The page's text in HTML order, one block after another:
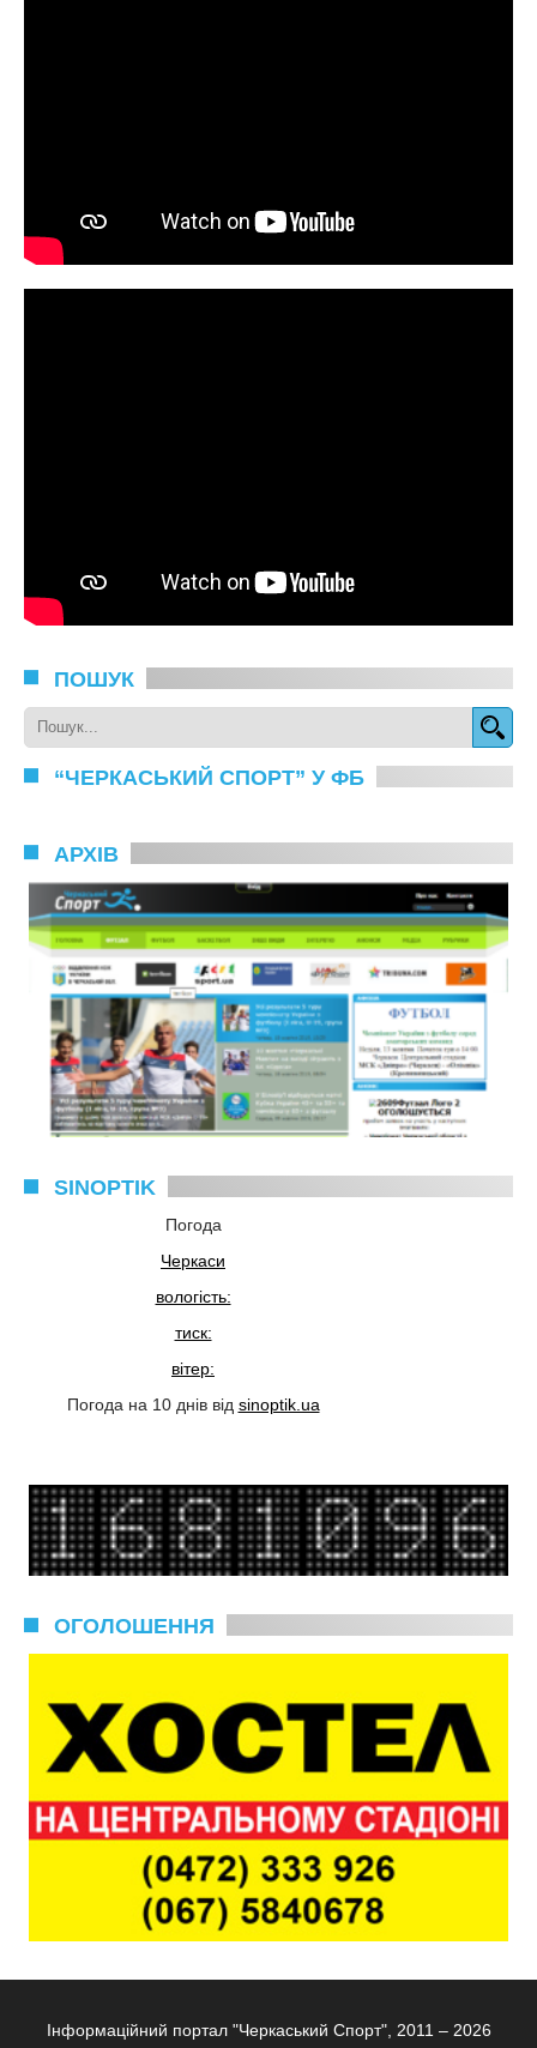
ПОШУК
“ЧЕРКАСЬКИЙ СПОРТ” У ФБ
АРХІВ
SINOPTIK
Погода
Черкаси
вологість:
тиск:
вітер:
Погода на 10 днів від sinoptik.ua
ОГОЛОШЕННЯ
Інформаційний портал "Черкаський Спорт", 2011 – 2026